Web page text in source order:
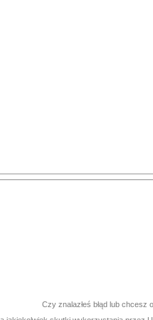
Czy znalazłeś błąd lub chcesz